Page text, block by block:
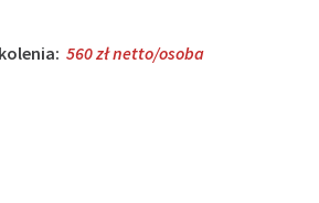
560 zł netto/osoba